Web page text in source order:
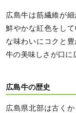
広島牛は筋繊維が
鮮やかな紅色をし
な味わいにコクと
牛の美味しさが口に
広島牛の歴史
広島県北部は古く